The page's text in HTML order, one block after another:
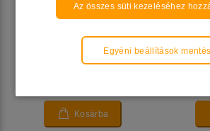
ml No.446
Több, mint 20 db raktáron
Kosárba
Az összes süti kezeléséhez
Egyéni beállítások